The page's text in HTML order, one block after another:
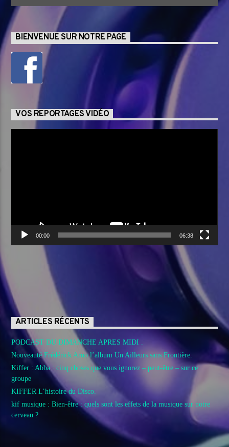
BIENVENUE SUR NOTRE PAGE
VOS REPORTAGES VIDÉO
00:00 06:38
ARTICLES RÉCENTS
PODCAST DU DIMANCHE APRES MIDI .
Nouveauté Frédérick Arno l’album Un Ailleurs sans Frontière.
Kiffer : Abba : cinq choses que vous ignorez – peut-être – sur ce
groupe
KIFFER L’histoire du Disco.
kif musique : Bien-être : quels sont les effets de la musique sur notre
cerveau ?